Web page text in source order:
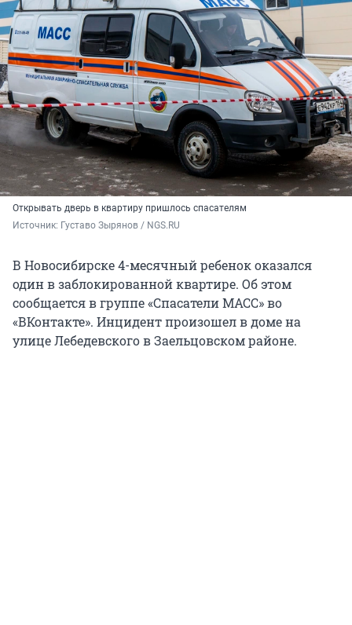
Открывать дверь в квартиру пришлось спасателям
Источник: Густаво Зырянов / NGS.RU
В Новосибирске 4-месячный ребенок оказался
один в заблокированной квартире. Об этом
сообщается в группе «Спасатели МАСС» во
«ВКонтакте». Инцидент произошел в доме на
улице Лебедевского в Заельцовском районе.